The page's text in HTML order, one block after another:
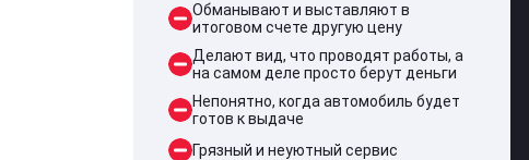
Обманывают и выставляют в
итоговом счете другую цену
Делают вид, что проводят работы, а
на самом деле просто берут деньги
Непонятно, когда автомобиль будет
готов к выдаче
Грязный и неуютный сервис